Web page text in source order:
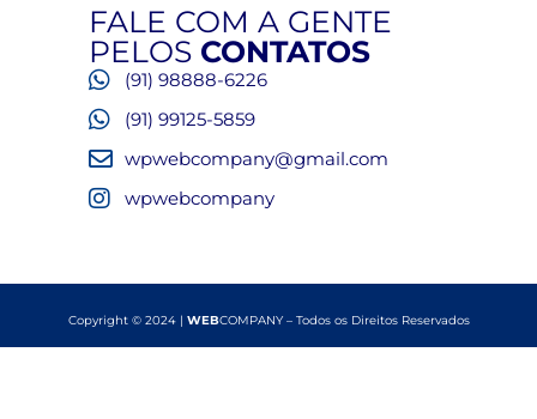
FALE COM A GENTE
PELOS CONTATOS
(91) 98888-6226
(91) 99125-5859
wpwebcompany@gmail.com
wpwebcompany
Copyright © 2024 | WEBCOMPANY – Todos os Direitos Reservados